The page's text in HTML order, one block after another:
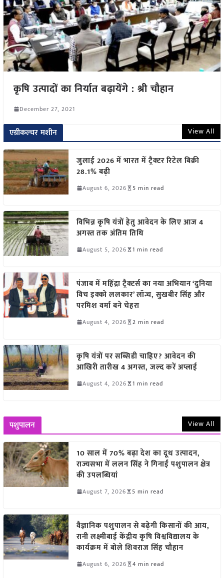
कृषि उत्पादों का निर्यात बढ़ायेंगे : श्री चौहान
December 27, 2021
एग्रीकल्चर मशीन View All
जुलाई 2026 में भारत में ट्रैक्टर रिटेल बिक्री
28.1% बढ़ी
August 6, 2026 5 min read
विभिन्न कृषि यंत्रों हेतु आवेदन के लिए आज 4
अगस्त तक अंतिम तिथि
August 5, 2026 1 min read
पंजाब में महिंद्रा ट्रैक्टर्स का नया अभियान ‘दुनिया
विच इक्को ललकार’ लॉन्च, सुखबीर सिंह और
परमिश वर्मा बने चेहरा
August 4, 2026 2 min read
कृषि यंत्रों पर सब्सिडी चाहिए? आवेदन की
आखिरी तारीख 4 अगस्त, जल्द करें अप्लाई
August 4, 2026 1 min read
पशुपालन View All
10 साल में 70% बढ़ा देश का दूध उत्पादन,
राज्यसभा में ललन सिंह ने गिनाईं पशुपालन क्षेत्र
की उपलब्धियां
August 7, 2026 5 min read
वैज्ञानिक पशुपालन से बढ़ेगी किसानों की आय,
रानी लक्ष्मीबाई केंद्रीय कृषि विश्वविद्यालय के
कार्यक्रम में बोले शिवराज सिंह चौहान
August 6, 2026 4 min read